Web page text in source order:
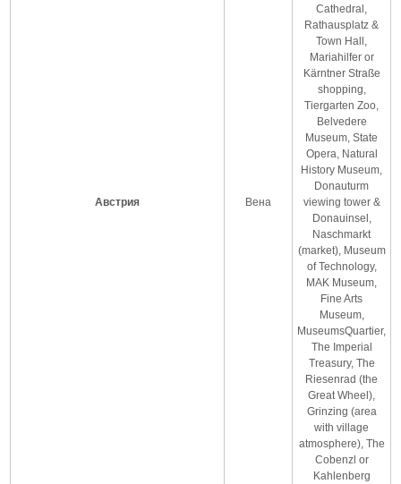
Австрия Вена
Cathedral,
Rathausplatz &
Town Hall,
Mariahilfer or
Kärntner Straße
shopping,
Tiergarten Zoo,
Belvedere
Museum, State
Opera, Natural
History Museum,
Donauturm
viewing tower &
Donauinsel,
Naschmarkt
(market), Museum
of Technology,
MAK Museum,
Fine Arts
Museum,
MuseumsQuartier,
The Imperial
Treasury, The
Riesenrad (the
Great Wheel),
Grinzing (area
with village
atmosphere), The
Cobenzl or
Kahlenberg